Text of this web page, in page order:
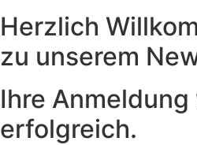
Herzlich
zu unserem
Ihre Anmeldung
erfolgreich.